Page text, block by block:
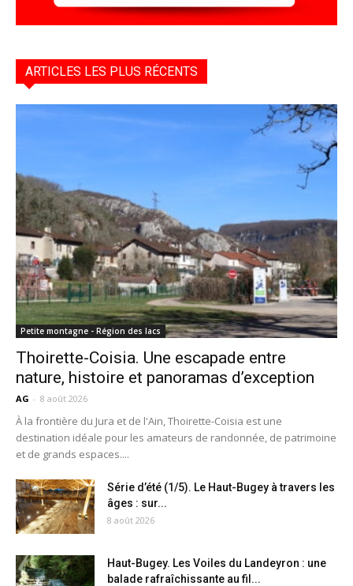
ARTICLES LES PLUS RÉCENTS
Petite montagne - Région des lacs
Thoirette-Coisia. Une escapade entre
nature, histoire et panoramas d’exception
AG - 8 août 2026
À la frontière du Jura et de l'Ain, Thoirette-Coisia est une
destination idéale pour les amateurs de randonnée, de patrimoine
et de grands espaces....
Série d’été (1/5). Le Haut-Bugey à travers les
âges : sur...
8 août 2026
Haut-Bugey. Les Voiles du Landeyron : une
balade rafraîchissante au fil...